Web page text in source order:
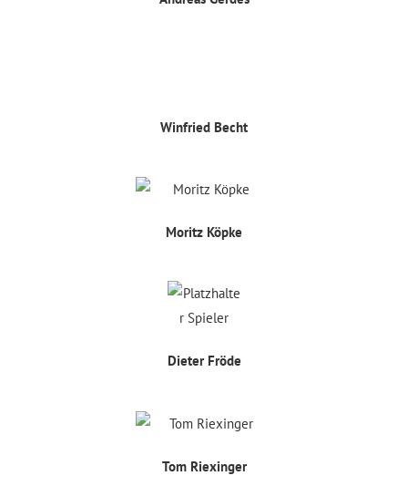
Winfried Becht​​
Moritz Köpke
Dieter Fröde
Tom Riexinger